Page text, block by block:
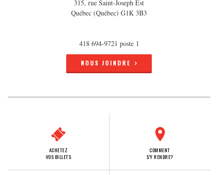
315, rue Saint-Joseph Est
Québec (Québec) G1K 3B3
418 694-9721 poste 1
NOUS JOINDRE
ACHETEZ
VOS BILLETS
COMMENT
S'Y RENDRE?